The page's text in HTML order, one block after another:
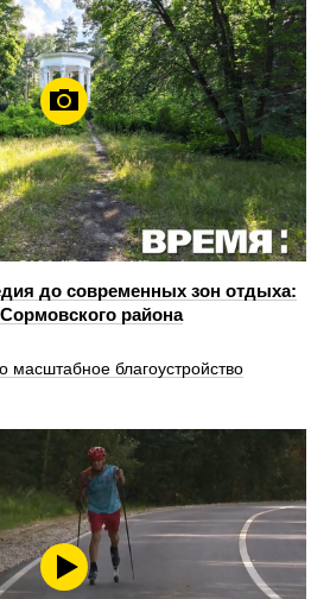
до современных зон отдыха:
района
благоустройство